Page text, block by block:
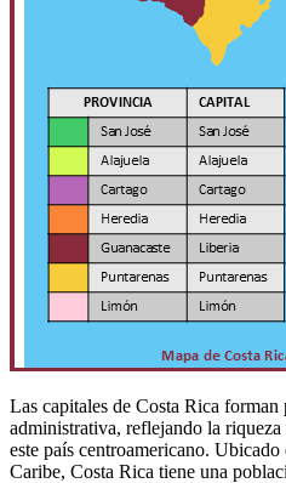
Las capitales de Costa Rica
administrativa, reflejando la
este país centroamericano.
Caribe, Costa Rica tiene una